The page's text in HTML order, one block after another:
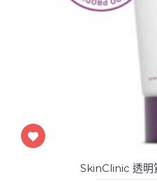
SkinClinic 透明